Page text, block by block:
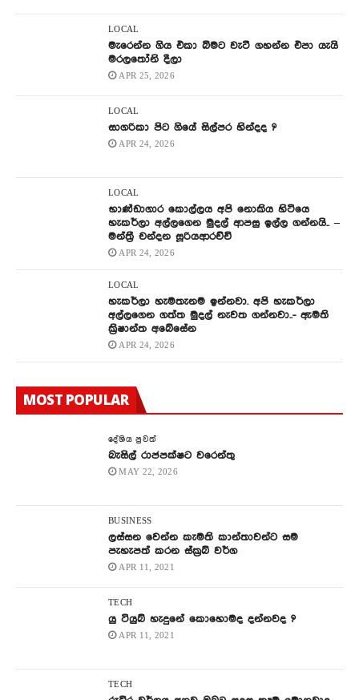
LOCAL
මැරෙන්න ගිය එකා බිමට වැටී ගහන්න එපා යැයි
මරලතෝනි දීලා
APR 25, 2026
LOCAL
සාගරිකා පිට ගියේ සිල්පර හින්දද ?
APR 24, 2026
LOCAL
භාණ්ඩාගාර කොල්ලය අපි නොකිය හිටියෙ
හැකර්ලා අල්ලගෙන මුදල් ආපසු ඉල්ල ගන්නයි.. –
මන්ත්‍රී චන්දන සූරියආරච්චි
APR 24, 2026
LOCAL
හැකර්ලා හැමතැනම ඉන්නවා. අපි හැකර්ලා
අල්ලගෙන ගත්ත මුදල් නැවත ගන්නවා..- ඇමති
ක්‍රිෂාන්ත අබේසේන
APR 24, 2026
MOST POPULAR
දේශිය පුවත්
බැසිල් රාජපක්ෂට වරෙන්තු
MAY 22, 2026
BUSINESS
ලස්සන වෙන්න කැමති කාන්තාවන්ට සම
පැහැපත් කරන ස්ක්‍රබ් වර්ග
APR 11, 2021
TECH
යු ටියුබ් හැදුනේ කොහොමද දන්නවද ?
APR 11, 2021
TECH